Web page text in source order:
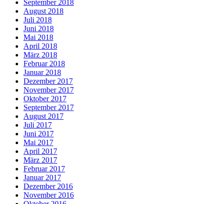
September 2018
August 2018
Juli 2018
Juni 2018
Mai 2018
April 2018
März 2018
Februar 2018
Januar 2018
Dezember 2017
November 2017
Oktober 2017
September 2017
August 2017
Juli 2017
Juni 2017
Mai 2017
April 2017
März 2017
Februar 2017
Januar 2017
Dezember 2016
November 2016